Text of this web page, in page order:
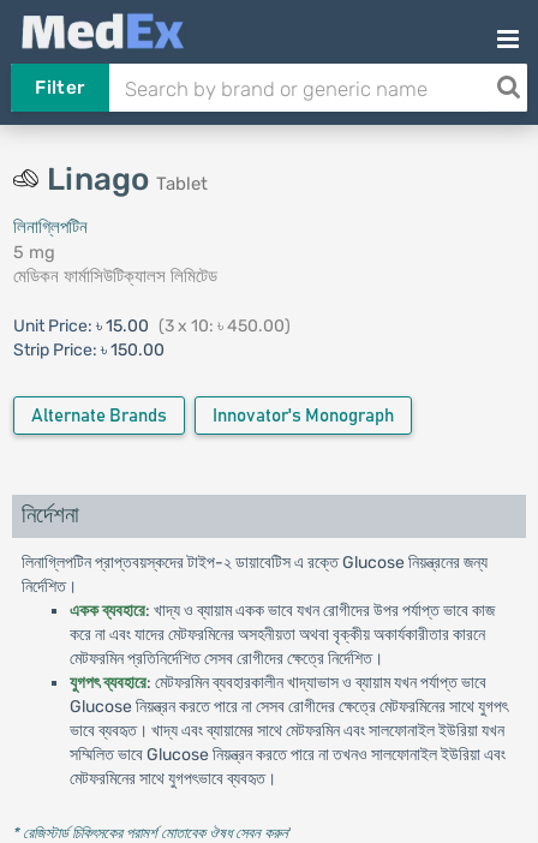
Filter
Linago Tablet
লিনাগ্লিপটিন
5 mg
মেডিকন ফার্মাসিউটিক্যালস লিমিটেড
Unit Price: ৳ 15.00 (3 x 10: ৳ 450.00)
Strip Price: ৳ 150.00
Alternate Brands Innovator's Monograph
নির্দেশনা
লিনাগ্লিপটিন প্রাপ্তবয়স্কদের টাইপ-২ ডায়াবেটিস এ রক্তে Glucose নিয়ন্ত্রনের জন্য
নির্দেশিত।
একক ব্যবহারে: খাদ্য ও ব্যায়াম একক ভাবে যখন রোগীদের উপর পর্যাপ্ত ভাবে কাজ
করে না এবং যাদের মেটফরমিনের অসহনীয়তা অথবা বৃক্কীয় অকার্যকারীতার কারনে
মেটফরমিন প্রতিনির্দেশিত সেসব রোগীদের ক্ষেত্রে নির্দেশিত।
যুগপৎ ব্যবহারে: মেটফরমিন ব্যবহারকালীন খাদ্যাভাস ও ব্যায়াম যখন পর্যাপ্ত ভাবে
Glucose নিয়ন্ত্রন করতে পারে না সেসব রোগীদের ক্ষেত্রে মেটফরমিনের সাথে যুগপৎ
ভাবে ব্যবহৃত। খাদ্য এবং ব্যায়ামের সাথে মেটফরমিন এবং সালফোনাইল ইউরিয়া যখন
সম্মিলিত ভাবে Glucose নিয়ন্ত্রন করতে পারে না তখনও সালফোনাইল ইউরিয়া এবং
মেটফরমিনের সাথে যুগপৎভাবে ব্যবহৃত।
* রেজিস্টার্ড চিকিৎসকের পরামর্শ মোতাবেক ঔষধ সেবন করুন'